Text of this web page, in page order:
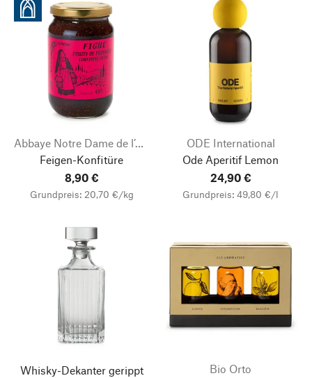
Abbaye Notre Dame de l’Annonciation
Feigen-Konfitüre
8,90 €
Grundpreis: 20,70 €/kg
ODE International
Ode Aperitif Lemon
24,90 €
Grundpreis: 49,80 €/l
Whisky-Dekanter gerippt
Bio Orto